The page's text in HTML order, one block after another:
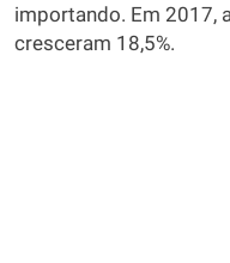
importando. Em 2017,
cresceram 18,5%.